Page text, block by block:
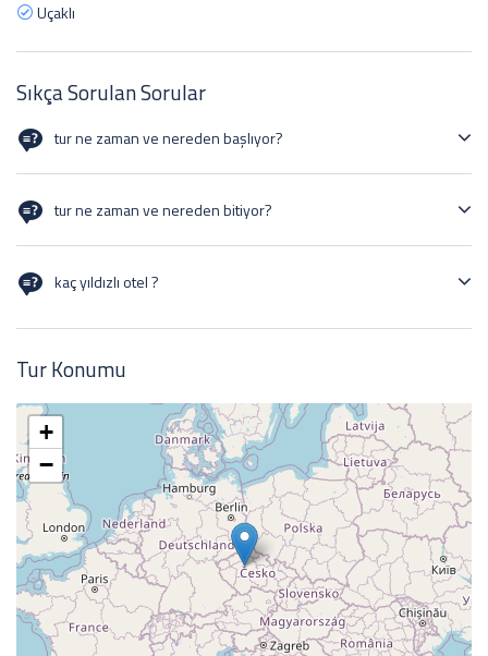
Uçaklı
Sıkça Sorulan Sorular
tur ne zaman ve nereden başlıyor?
tur ne zaman ve nereden bitiyor?
kaç yıldızlı otel ?
3 yıldızlı otel
Tur Konumu
+
−